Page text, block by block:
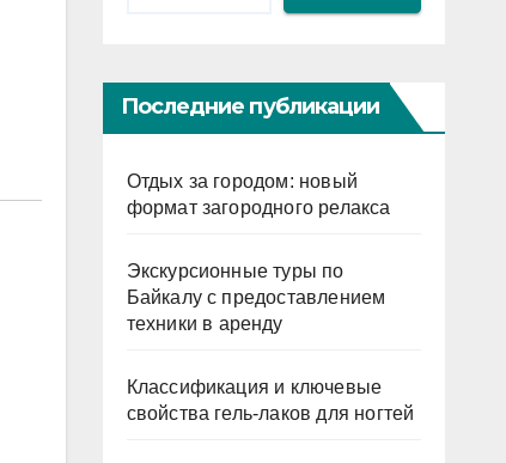
Последние публикации
Отдых за городом: новый
формат загородного релакса
Экскурсионные туры по
Байкалу с предоставлением
техники в аренду
Классификация и ключевые
свойства гель-лаков для ногтей